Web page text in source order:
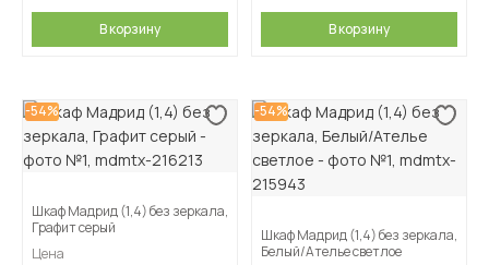
В корзину В корзину
-54%
Шкаф Мадрид (1,4) без зеркала,
Графит серый
Цена
-54%
Шкаф Мадрид (1,4) без зеркала,
Белый/Ателье светлое